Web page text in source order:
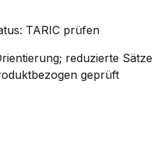
: TARIC prüfen
reduzierte Sätze
geprüft